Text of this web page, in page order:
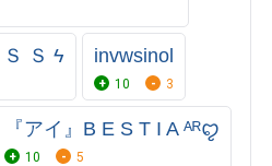
Ｓ ϟ invwsinol
10 3
『アイ』B E S T I A ᴬᴿꨄ
10 5